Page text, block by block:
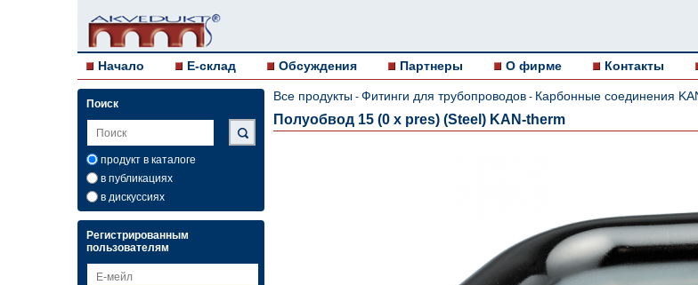
Начало E-склад Обсуждения Партнеры О фирме Контакты
Поиск
продукт в каталоге
в публикациях
в дискуссиях
Регистрированным
пользователям
Все продукты - Фитинги для трубопроводов - Карбонные соединения
Полуобвод 15 (0 x pres) (Steel) KAN-therm